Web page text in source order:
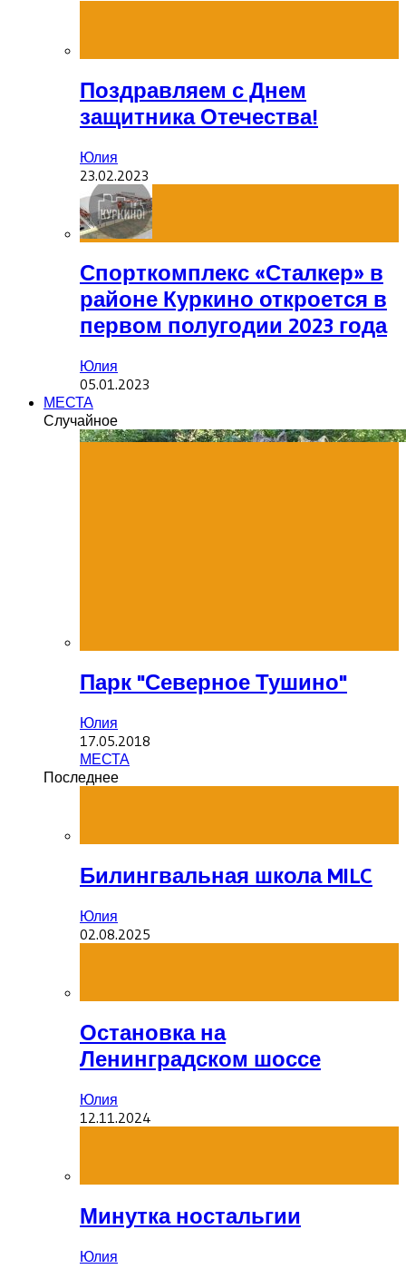
Поздравляем с Днем
защитника Отечества!
Юлия
23.02.2023
Спорткомплекс «Сталкер» в
районе Куркино откроется в
первом полугодии 2023 года
Юлия
05.01.2023
МЕСТА
Случайное
Парк "Северное Тушино"
Юлия
17.05.2018
МЕСТА
Последнее
Билингвальная школа MILC
Юлия
02.08.2025
Остановка на
Ленинградском шоссе
Юлия
12.11.2024
Минутка ностальгии
Юлия